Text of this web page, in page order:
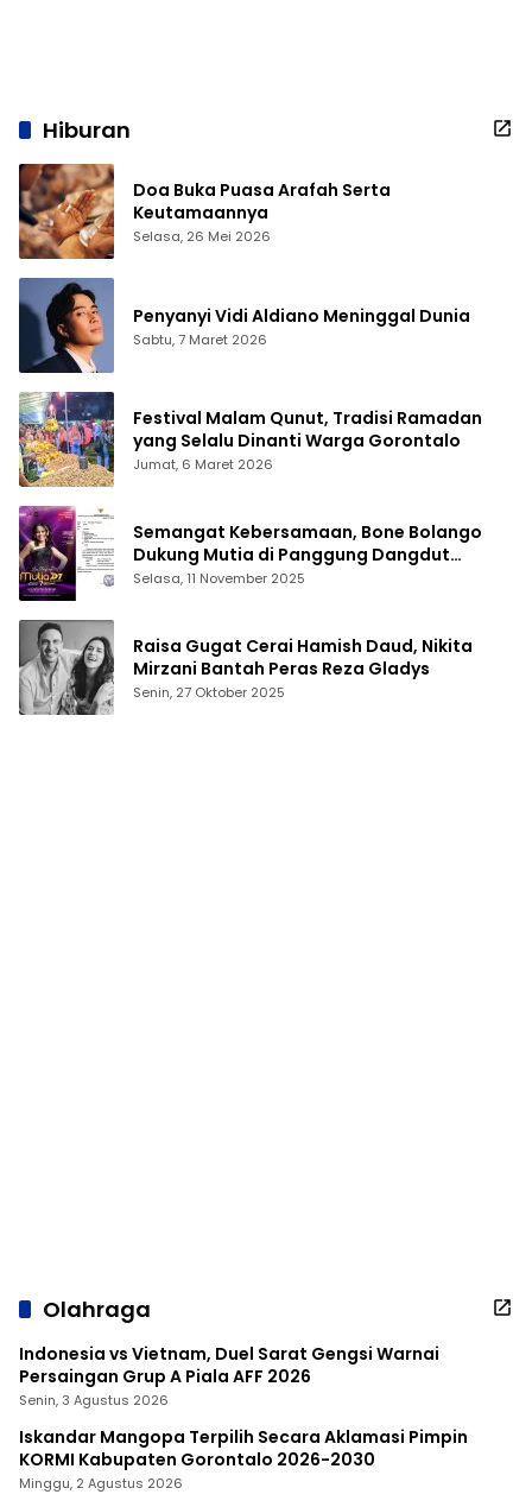
Hiburan
Doa Buka Puasa Arafah Serta
Keutamaannya
Selasa, 26 Mei 2026
Penyanyi Vidi Aldiano Meninggal Dunia
Sabtu, 7 Maret 2026
Festival Malam Qunut, Tradisi Ramadan
yang Selalu Dinanti Warga Gorontalo
Jumat, 6 Maret 2026
Semangat Kebersamaan, Bone Bolango
Dukung Mutia di Panggung Dangdut
Academy 7
Selasa, 11 November 2025
Raisa Gugat Cerai Hamish Daud, Nikita
Mirzani Bantah Peras Reza Gladys
Senin, 27 Oktober 2025
Olahraga
Indonesia vs Vietnam, Duel Sarat Gengsi Warnai
Persaingan Grup A Piala AFF 2026
Senin, 3 Agustus 2026
Iskandar Mangopa Terpilih Secara Aklamasi Pimpin
KORMI Kabupaten Gorontalo 2026-2030
Minggu, 2 Agustus 2026